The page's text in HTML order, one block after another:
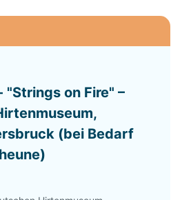
"Strings on Fire" –
(bei Bedarf